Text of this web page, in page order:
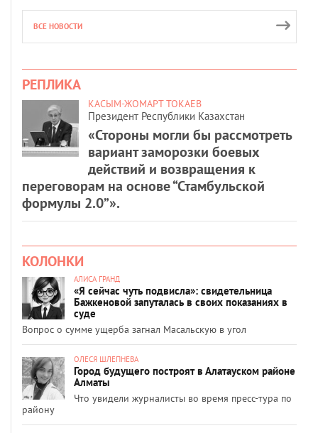
ВСЕ НОВОСТИ
РЕПЛИКА
КАСЫМ-ЖОМАРТ ТОКАЕВ
Президент Республики Казахстан
«Стороны могли бы рассмотреть
вариант заморозки боевых
действий и возвращения к
переговорам на основе “Стамбульской
формулы 2.0”».
КОЛОНКИ
АЛИСА ГРАНД
«Я сейчас чуть подвисла»: свидетельница
Бажкеновой запуталась в своих показаниях в
суде
Вопрос о сумме ущерба загнал Масальскую в угол
ОЛЕСЯ ШЛЕПНЕВА
Город будущего построят в Алатауском районе
Алматы
Что увидели журналисты во время пресс-тура по
району